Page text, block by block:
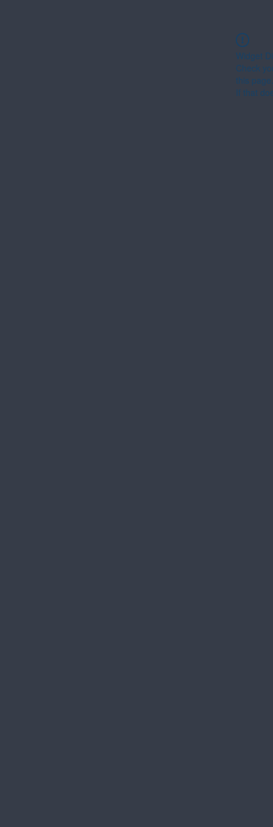
Widget
Check
this page.
If that